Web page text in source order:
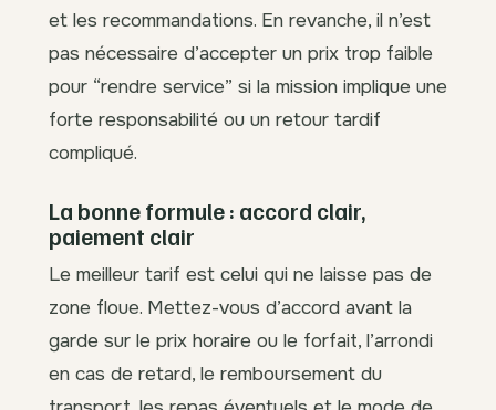
et les recommandations. En revanche, il n’est
pas nécessaire d’accepter un prix trop faible
pour “rendre service” si la mission implique une
forte responsabilité ou un retour tardif
compliqué.
La bonne formule : accord clair,
paiement clair
Le meilleur tarif est celui qui ne laisse pas de
zone floue. Mettez-vous d’accord avant la
garde sur le prix horaire ou le forfait, l’arrondi
en cas de retard, le remboursement du